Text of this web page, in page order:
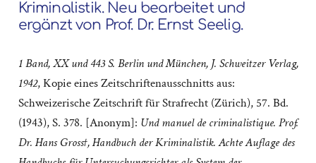
Kriminalistik. Neu bearbeitet und
ergänzt von Prof. Dr. Ernst Seelig.
1 Band, XX und 443 S. Berlin und München, J. Schweitzer Verlag,
1942, Kopie eines Zeitschriftenausschnitts aus:
Schweizerische Zeitschrift für Strafrecht (Zürich), 57. Bd.
(1943), S. 378. [Anonym]: Und manuel de criminalistique. Prof.
Dr. Hans Gross†, Handbuch der Kriminalistik. Achte Auflage des